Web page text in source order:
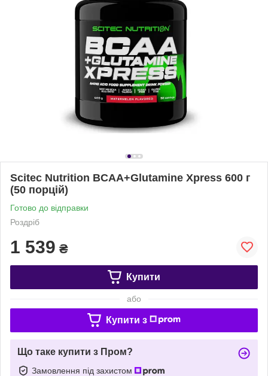
Scitec Nutrition BCAA+Glutamine Xpress 600 г
(50 порцій)
Готово до відправки
Роздріб
1 539 ₴
Купити
або
Купити з
Що таке купити з Пром?
Замовлення під захистом